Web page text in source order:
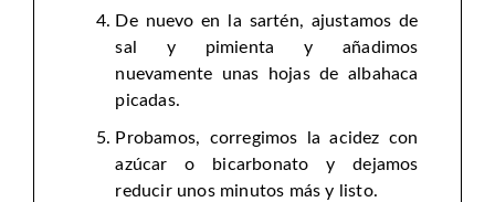
De nuevo en la sartén, ajustamos de
sal y pimienta y añadimos
nuevamente unas hojas de albahaca
picadas.
Probamos, corregimos la acidez con
azúcar o bicarbonato y dejamos
reducir unos minutos más y listo.